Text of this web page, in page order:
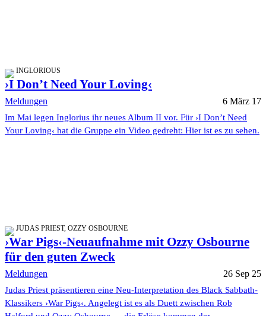
INGLORIOUS
›I Don’t Need Your Loving‹
Meldungen 6 März 17
Im Mai legen Inglorius ihr neues Album II vor. Für ›I Don’t Need
Your Loving‹ hat die Gruppe ein Video gedreht: Hier ist es zu sehen.
JUDAS PRIEST, OZZY OSBOURNE
›War Pigs‹-Neuaufnahme mit Ozzy Osbourne
für den guten Zweck
Meldungen 26 Sep 25
Judas Priest präsentieren eine Neu-Interpretation des Black Sabbath-
Klassikers ›War Pigs‹. Angelegt ist es als Duett zwischen Rob